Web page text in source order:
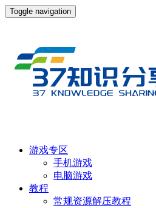
Toggle navigation
游戏专区
手机游戏
电脑游戏
教程
常规资源解压教程